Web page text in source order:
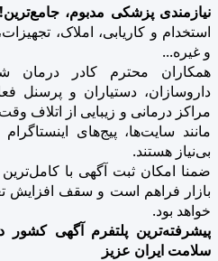
نیازمندی پزشکی مدبوم،
استخدام و کاریابی، املاک،
و غیره...
همکاران محترم کادر درمان
داروسازان، دستیاران و پرسنل
مراکز درمانی و زیبایی از اتلاف
مانند سایت‌ها، پیج‌های
بی‌نیاز هستند.
ضمنا امکان ثبت آگهی با
خواهد بود.
پیشرفته‌ترین پلتفرم آگهی کشور
سلامت ایران عزیز